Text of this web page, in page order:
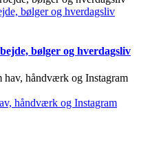
bølger og hverdagsliv
bølger og hverdagsliv
håndværk og Instagram